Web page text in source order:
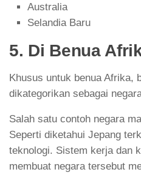
Australia
Selandia Baru
5. Di Benua
Khusus untuk benua Afrika,
dikategorikan sebagai
Salah satu contoh negara
Seperti diketahui Jepang
teknologi. Sistem kerja dan
membuat negara tersebut